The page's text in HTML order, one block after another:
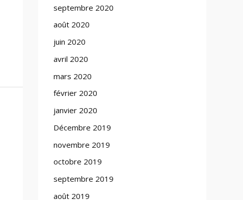
septembre 2020
août 2020
juin 2020
avril 2020
mars 2020
février 2020
janvier 2020
Décembre 2019
novembre 2019
octobre 2019
septembre 2019
août 2019